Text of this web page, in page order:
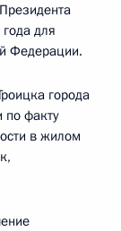
для
Федерации.
города
по факту
в жилом